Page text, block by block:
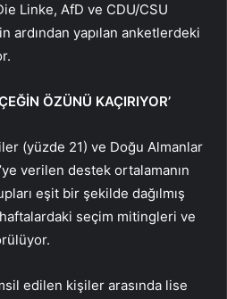
Linke, AfD ve CDU/CSU
ardından yapılan anketlerdeki
ÖZÜNÜ KAÇIRIYOR’
(yüzde 21) ve Doğu Almanlar
verilen destek ortalamanın
eşit bir şekilde dağılmış
seçim mitingleri ve
edilen kişiler arasında lise